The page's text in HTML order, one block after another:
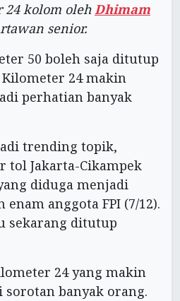
24 kolom olehDhimam
senior.
50 boleh saja ditutup
24 makin
perhatian banyak
trending topik,
Jakarta-Cikampek
diduga menjadi
anggota FPI (7/12).
sekarang ditutup
24 yang makin
banyak orang.